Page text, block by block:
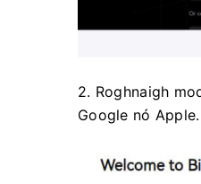
2. Roghnaigh
Google nó Apple.